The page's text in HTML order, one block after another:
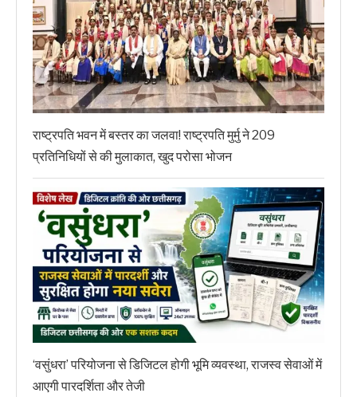
राष्ट्रपति भवन में बस्तर का जलवा! राष्ट्रपति मुर्मु ने 209
प्रतिनिधियों से की मुलाकात, खुद परोसा भोजन
‘वसुंधरा’ परियोजना से डिजिटल होगी भूमि व्यवस्था, राजस्व सेवाओं में
आएगी पारदर्शिता और तेजी